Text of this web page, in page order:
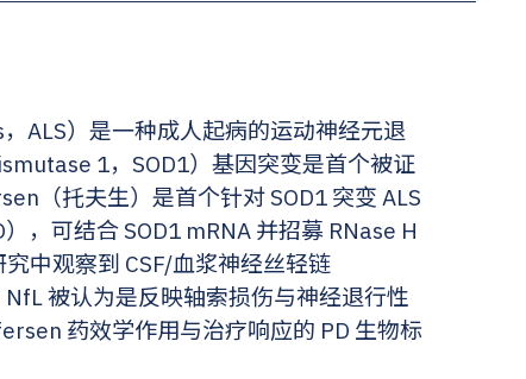
ALS）是一种成人起病的运动神经元退
1，SOD1）基因突变是首个被证
（托夫生）是首个针对 SOD1 突变 ALS
，可结合 SOD1 mRNA 并招募 RNase H
中观察到 CSF/血浆神经丝轻链
被认为是反映轴索损伤与神经退行性
药效学作用与治疗响应的 PD 生物标